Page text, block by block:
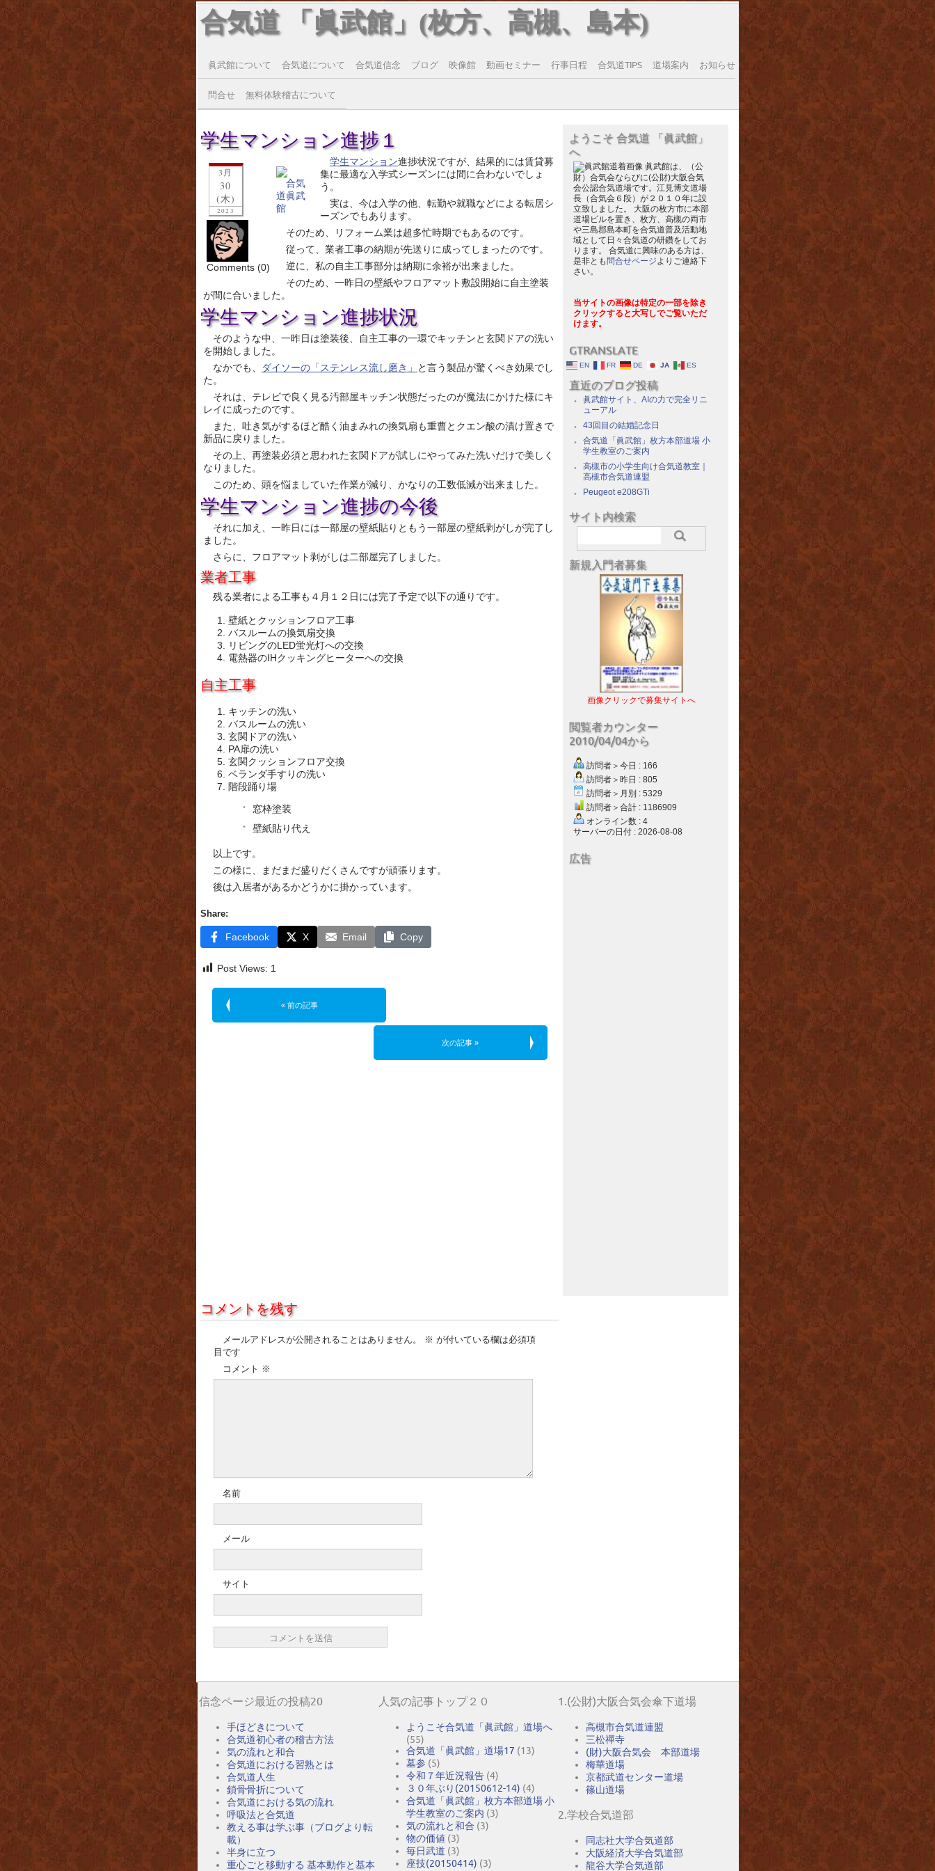
合気道 「眞武館」(枚方、高槻、島本)
眞武館について 合気道について 合気道信念 ブログ 映像館 動画セミナー 行事日程 合気道TIPS 道場案内 お知らせ
問合せ 無料体験稽古について
学生マンション進捗１
3月
30
(木)
2023
Comments (0)
学生マンション進捗状況ですが、結果的には賃貸募
集に最適な入学式シーズンには間に合わないでしょ
う。
実は、今は入学の他、転勤や就職などによる転居シ
ーズンでもあります。
そのため、リフォーム業は超多忙時期でもあるのです。
従って、業者工事の納期が先送りに成ってしまったのです。
逆に、私の自主工事部分は納期に余裕が出来ました。
そのため、一昨日の壁紙やフロアマット敷設開始に自主塗装
が間に合いました。
学生マンション進捗状況
そのような中、一昨日は塗装後、自主工事の一環でキッチンと玄関ドアの洗い
を開始しました。
なかでも、
ダイソーの「ステンレス流し磨き」
と言う製品が驚くべき効果でし
た。
それは、テレビで良く見る汚部屋キッチン状態だったのが魔法にかけた様にキ
レイに成ったのです。
また、吐き気がするほど酷く油まみれの換気扇も重曹とクエン酸の漬け置きで
新品に戻りました。
その上、再塗装必須と思われた玄関ドアが試しにやってみた洗いだけで美しく
なりました。
このため、頭を悩ましていた作業が減り、かなりの工数低減が出来ました。
学生マンション進捗の今後
それに加え、一昨日には一部屋の壁紙貼りともう一部屋の壁紙剥がしが完了し
ました。
さらに、フロアマット剥がしは二部屋完了しました。
業者工事
残る業者による工事も４月１２日には完了予定で以下の通りです。
壁紙とクッションフロア工事
バスルームの換気扇交換
リビングのLED蛍光灯への交換
電熱器のIHクッキングヒーターへの交換
自主工事
キッチンの洗い
バスルームの洗い
玄関ドアの洗い
PA扉の洗い
玄関クッションフロア交換
ベランダ手すりの洗い
階段踊り場
窓枠塗装
壁紙貼り代え
以上です。
この様に、まだまだ盛りだくさんですが頑張ります。
後は入居者があるかどうかに掛かっています。
Share:
Facebook X Email Copy
Post Views: 1
« 前の記事
次の記事 »
コメントを残す
メールアドレスが公開されることはありません。 ※ が付いている欄は必須項
目です
コメント ※
名前
メール
サイト
ようこそ 合気道 「眞武館」
へ
眞武館は、（公
財）合気会ならびに(公財)大阪合気
会公認合気道場です。江見博文道場
長（合気会６段）が２０１０年に設
立致しました。 大阪の枚方市に本部
道場ビルを置き、枚方、高槻の両市
や三島郡島本町を合気道普及活動地
域として日々合気道の研鑽をしてお
ります。 合気道に興味のある方は、
是非とも 問合せページよりご連絡下
さい。
当サイトの画像は特定の一部を除き
クリックすると大写しでご覧いただ
けます。
GTRANSLATE
EN FR DE JA ES
直近のブログ投稿
眞武館サイト、AIの力で完全リニ
ューアル
43回目の結婚記念日
合気道「眞武館」枚方本部道場 小
学生教室のご案内
高槻市の小学生向け合気道教室｜
高槻市合気道連盟
Peugeot e208GTi
サイト内検索
新規入門者募集
画像クリックで募集サイトへ
閲覧者カウンター
2010/04/04から
訪問者＞今日 : 166
訪問者＞昨日 : 805
訪問者＞月別 : 5329
訪問者＞合計 : 1186909
オンライン数 : 4
サーバーの日付 : 2026-08-08
広告
信念ページ最近の投稿20
手ほどきについて
合気道初心者の稽古方法
気の流れと和合
合気道における習熟とは
合気道人生
鎖骨骨折について
合気道における気の流れ
呼吸法と合気道
教える事は学ぶ事（ブログより転
載）
半身に立つ
重心ごと移動する 基本動作と基本
人気の記事トップ２０
ようこそ合気道「眞武館」道場へ
(55)
合気道「眞武館」道場17 (13)
墓参 (5)
令和７年近況報告 (4)
３０年ぶり(20150612-14) (4)
合気道「眞武館」枚方本部道場 小
学生教室のご案内 (3)
気の流れと和合 (3)
物の価値 (3)
毎日武道 (3)
座技(20150414) (3)
1.(公財)大阪合気会傘下道場
高槻市合気道連盟
三松禪寺
(財)大阪合気会 本部道場
梅華道場
京都武道センター道場
篠山道場
2.学校合気道部
同志社大学合気道部
大阪経済大学合気道部
龍谷大学合気道部